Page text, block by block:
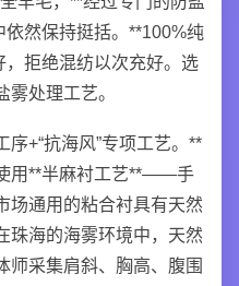
然保持挺括。**100%纯
拒绝混纺以次充好。选
处理工艺。
+“抗海风”专项工艺。**
用**半麻衬工艺**——手
场通用的粘合衬具有天然
珠海的海雾环境中，天然
师采集肩斜、胸高、腹围